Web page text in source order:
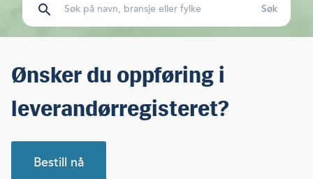
search
Ønsker du oppføring i
leverandørregisteret?
Bestill nå